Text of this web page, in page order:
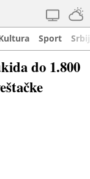
Sport
do 1.800